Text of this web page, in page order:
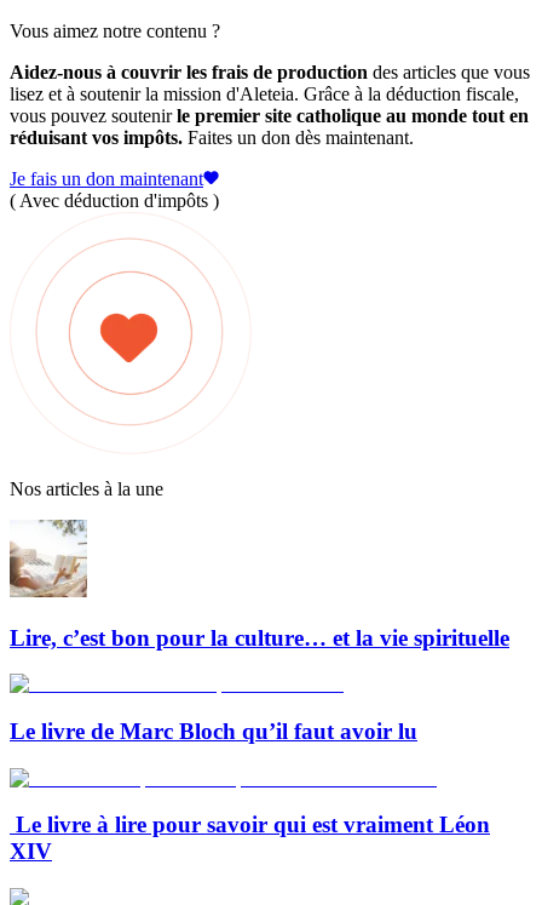
Vous aimez notre contenu ?
Aidez-nous à couvrir les frais de production des articles que vous
lisez et à soutenir la mission d'Aleteia. Grâce à la déduction fiscale,
vous pouvez soutenirle premier site catholique au monde tout en
réduisant vos impôts. Faites un don dès maintenant.
Je fais un don maintenant
( Avec déduction d'impôts )
Nos articles à la une
Lire, c’est bon pour la culture… et la vie spirituelle
Le livre de Marc Bloch qu’il faut avoir lu
Le livre à lire pour savoir qui est vraiment Léon
XIV